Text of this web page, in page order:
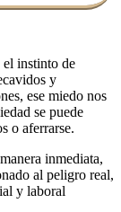
el instinto de
y
ese miedo nos
se puede
o aferrarse.
inmediata,
al peligro real,
y laboral